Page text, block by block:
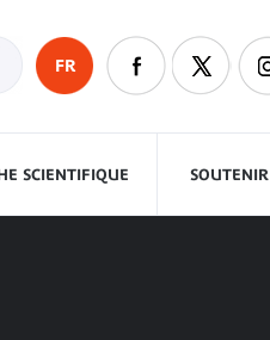
FR
SCIENTIFIQUE SOUTENIR